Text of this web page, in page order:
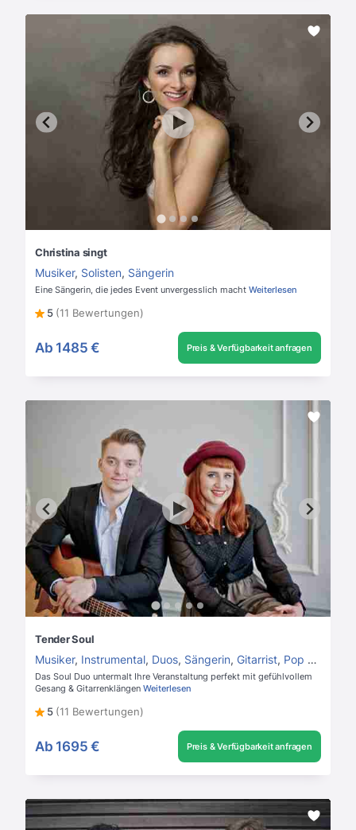
Christina singt
Musiker, Solisten, Sängerin
Eine Sängerin, die jedes Event unvergesslich macht Weiterlesen
5 (11 Bewertungen)
Ab 1485 € Preis & Verfügbarkeit anfragen
Tender Soul
Musiker, Instrumental, Duos, Sängerin, Gitarrist, Pop Duo
Das Soul Duo untermalt Ihre Veranstaltung perfekt mit gefühlvollem
Gesang & Gitarrenklängen Weiterlesen
5 (11 Bewertungen)
Ab 1695 € Preis & Verfügbarkeit anfragen